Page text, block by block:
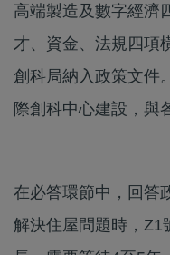
高端製造及數字經濟
才、資金、法規四項
創科局納入政策文件
際創科中心建設，與
在必答環節中，回答
解決住屋問題時，Z1